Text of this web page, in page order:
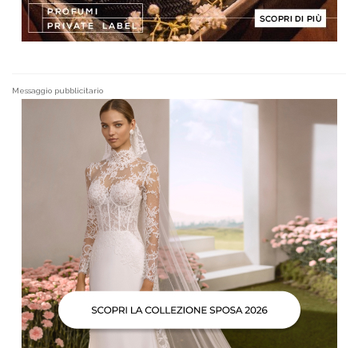
Messaggio pubblicitario